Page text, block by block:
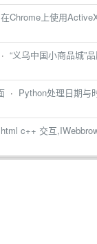
在Chrome上使用
· “义乌中国小商品城”
· Python处理日期与
html c++ 交互